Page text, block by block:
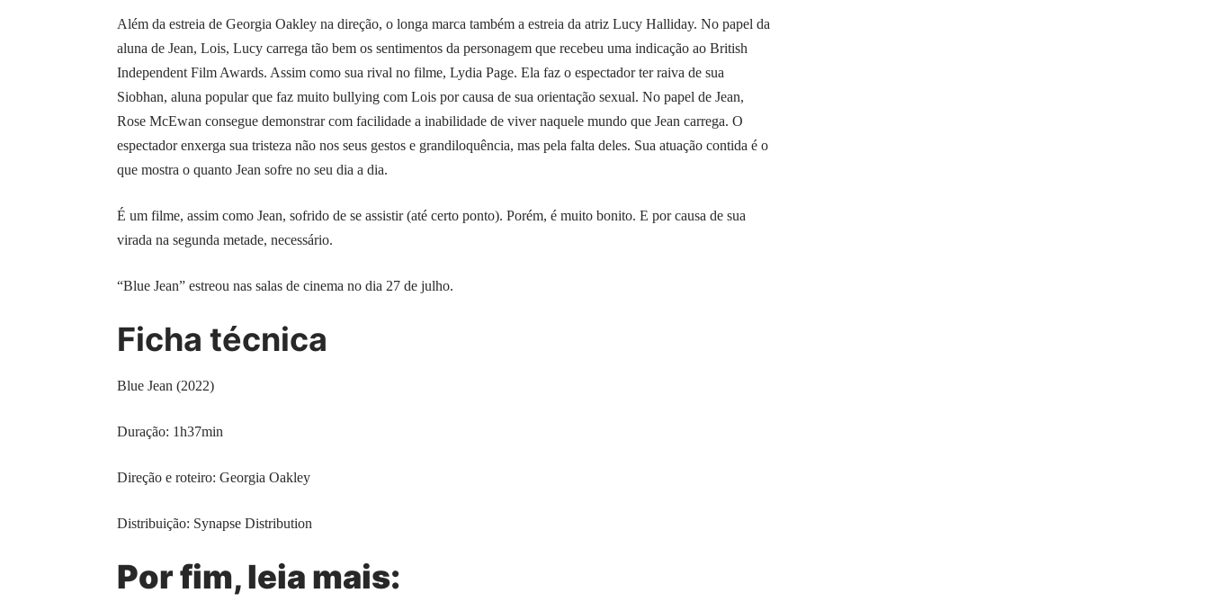
Além da estreia de Georgia Oakley na direção, o longa marca também a estreia da atriz Lucy Halliday. No papel da
aluna de Jean, Lois, Lucy carrega tão bem os sentimentos da personagem que recebeu uma indicação ao British
Independent Film Awards. Assim como sua rival no filme, Lydia Page. Ela faz o espectador ter raiva de sua
Siobhan, aluna popular que faz muito bullying com Lois por causa de sua orientação sexual. No papel de Jean,
Rose McEwan consegue demonstrar com facilidade a inabilidade de viver naquele mundo que Jean carrega. O
espectador enxerga sua tristeza não nos seus gestos e grandiloquência, mas pela falta deles. Sua atuação contida é o
que mostra o quanto Jean sofre no seu dia a dia.
É um filme, assim como Jean, sofrido de se assistir (até certo ponto). Porém, é muito bonito. E por causa de sua
virada na segunda metade, necessário.
“Blue Jean” estreou nas salas de cinema no dia 27 de julho.
Ficha técnica
Blue Jean (2022)
Duração: 1h37min
Direção e roteiro: Georgia Oakley
Distribuição: Synapse Distribution
Por fim, leia mais: